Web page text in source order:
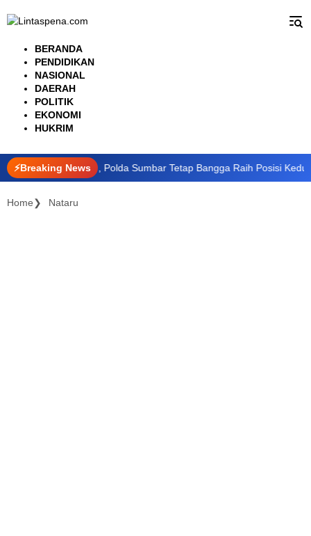
ke
BERANDA
PENDIDIKAN
NASIONAL
DAERAH
POLITIK
EKONOMI
HUKRIM
⚡Breaking News
dari Jatim, Polda Sumbar Tetap Bangga Raih Posisi Kedua di
Home Nataru